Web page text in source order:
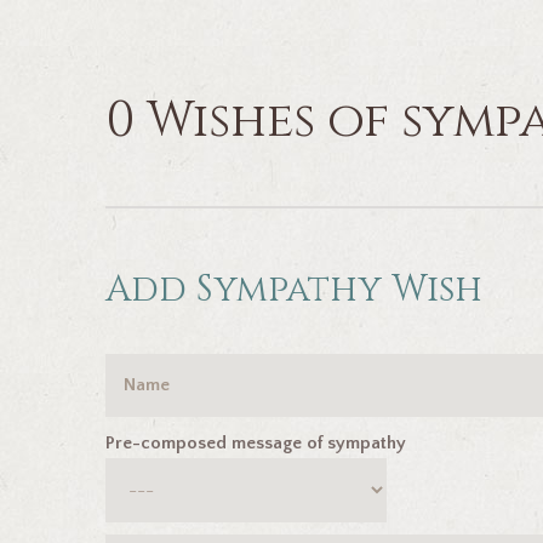
0 Wishes of
Add Sympathy Wish
Pre-composed message of sympathy